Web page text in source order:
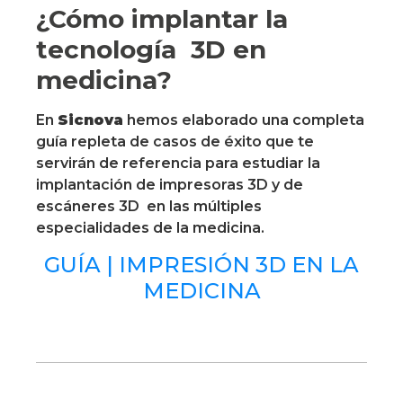
¿Cómo implantar la
tecnología 3D en
medicina?
En Sicnova hemos elaborado una completa
guía repleta de casos de éxito que te
servirán de referencia para estudiar la
implantación de impresoras 3D y de
escáneres 3D en las múltiples
especialidades de la medicina.
GUÍA | IMPRESIÓN 3D EN LA
MEDICINA